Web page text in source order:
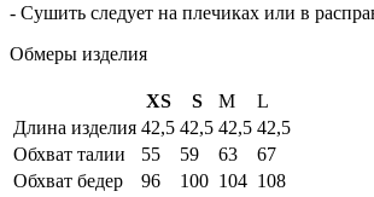
- Сушить следует на плечиках или в
Обмеры изделия
XS S M
L
Длина изделия 42,5 42,5 42,5 42,5
Обхват талии
55 59 63
67
Обхват бедер
96 100 104 108